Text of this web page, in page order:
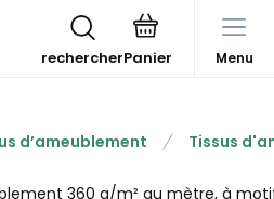
rechercher Menu
d’ameublement
Tissus
360 g/m² au mètre, à